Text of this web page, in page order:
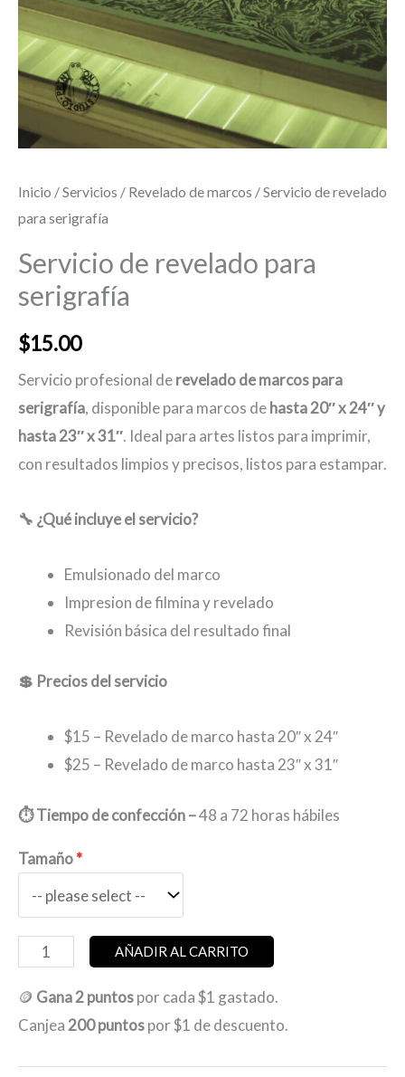
Inicio /Servicios / Revelado de marcos / Servicio de revelado
para serigrafía
Servicio de revelado para
serigrafía
$15.00
Servicio profesional derevelado de marcos para
serigrafía, disponible para marcos dehasta 20″ x 24″ y
hasta 23″ x 31″. Ideal para artes listos para imprimir,
con resultados limpios y precisos, listos para estampar.
🔧 ¿Qué incluye el servicio?
Emulsionado del marco
Impresion de filmina y revelado
Revisión básica del resultado final
💲 Precios del servicio
$15 – Revelado de marco hasta 20″ x 24″
$25 – Revelado de marco hasta 23″ x 31″
⏱️ Tiempo de confección –48 a 72 horas hábiles
Tamaño
Servicio
revelado
para
serigrafía
AÑADIR AL CARRITO
🪙 Gana 2 puntospor cada $1 gastado.
Canjea200 puntospor $1 de descuento.